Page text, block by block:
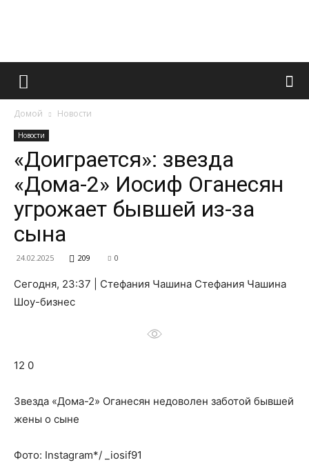
Французский
и
Домой Новости
Новости
«Доиграется»: звезда
«Дома-2» Иосиф Оганесян
угрожает бывшей из-за
сына
24.02.2025 209 0
Сегодня, 23:37 | Стефания Чашина Стефания Чашина
Шоу-бизнес
12 0
Звезда «Дома-2» Оганесян недоволен заботой бывшей
жены о сыне
Фото: Instagram*/ _iosif91